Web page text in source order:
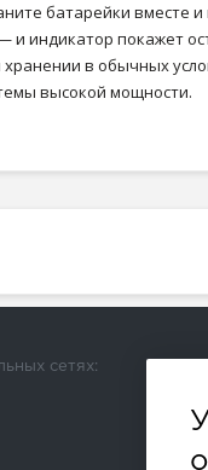
батарейки вместе
индикатор покажет
хранении в обычных
высокой мощности.
сетях: